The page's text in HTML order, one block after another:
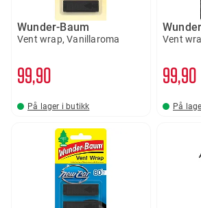
Wunder-Baum
Vent wrap, Vanillaroma
99 90
På lager i butikk
Vent
99 90
På